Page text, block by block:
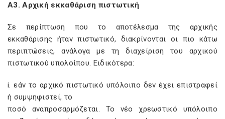
Α3. Αρχική εκκαθάριση πιστωτική
Σε περίπτωση που το αποτέλεσμα της αρχικής
εκκαθάρισης ήταν πιστωτικό, διακρίνονται οι πιο κάτω
περιπτώσεις, ανάλογα με τη διαχείριση του αρχικού
πιστωτικού υπολοίπου. Ειδικότερα:
i. εάν το αρχικό πιστωτικό υπόλοιπο δεν έχει επιστραφεί
ή συμψηφιστεί, το
ποσό αναπροσαρμόζεται. Το νέο χρεωστικό υπόλοιπο